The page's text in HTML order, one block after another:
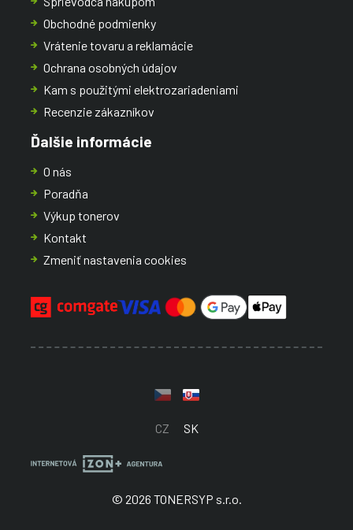
Obchodné podmienky
Vrátenie tovaru a reklamácie
Ochrana osobných údajov
Kam s použitými elektrozariadeniami
Recenzie zákazníkov
Ďalšie informácie
O nás
Poradňa
Výkup tonerov
Kontakt
Zmeniť nastavenia cookies
CZ SK
© 2026 TONERSYP s.r.o.